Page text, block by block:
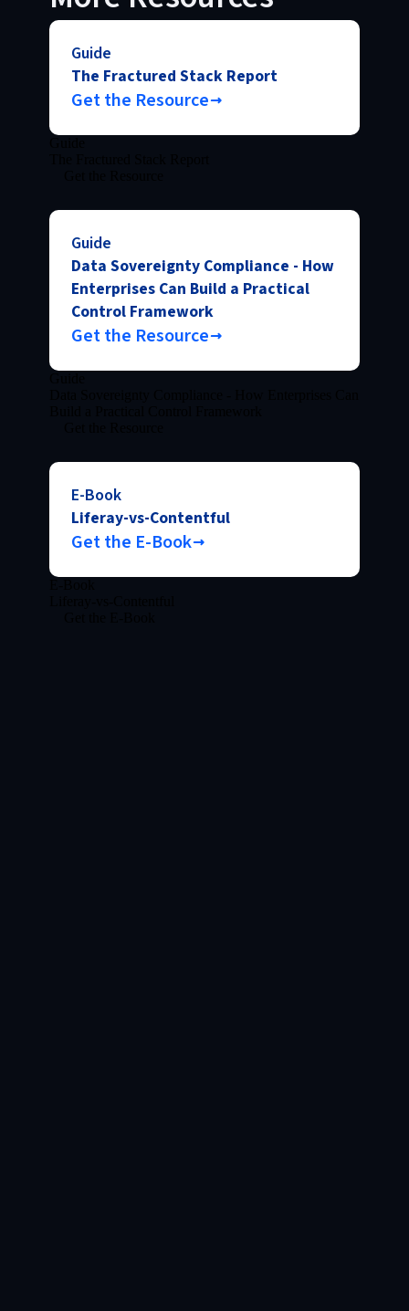
Guide
The Fractured Stack Report
Get the Resource
Guide
Data Sovereignty Compliance - How
Enterprises Can Build a Practical
Control Framework
Get the Resource
E-Book
Liferay-vs-Contentful
Get the E-Book